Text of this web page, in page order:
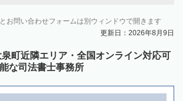
お問い合わせフォームは別ウィンドウで開きます
更新日：2026年8月9日
町近隣エリア・全国オンライン対応可
な司法書士事務所